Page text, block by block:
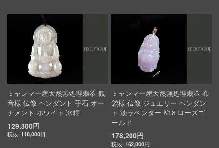
ミャンマー産天然無処理翡翠 観
音様 仏像 ペンダント 手石 オー
ナメント ホワイト 冰糯
129,800円
118,000円
ミャンマー産天然無処理翡翠 布
袋様 仏像 ジュエリー ペンダン
ト 淡ラベンダー K18 ローズゴ
ールド
178,200円
162,000円